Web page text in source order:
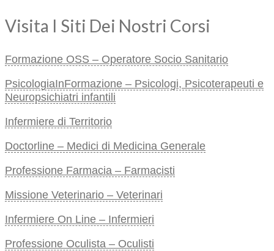
Visita I Siti Dei Nostri Corsi
Formazione OSS – Operatore Socio Sanitario
PsicologiaInFormazione – Psicologi, Psicoterapeuti e
Neuropsichiatri infantili
Infermiere di Territorio
Doctorline – Medici di Medicina Generale
Professione Farmacia – Farmacisti
Missione Veterinario – Veterinari
Infermiere On Line – Infermieri
Professione Oculista – Oculisti